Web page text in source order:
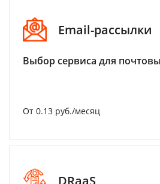
Email-рассылки
Выбор сервиса для
От 0.13 руб./месяц
DRaaS